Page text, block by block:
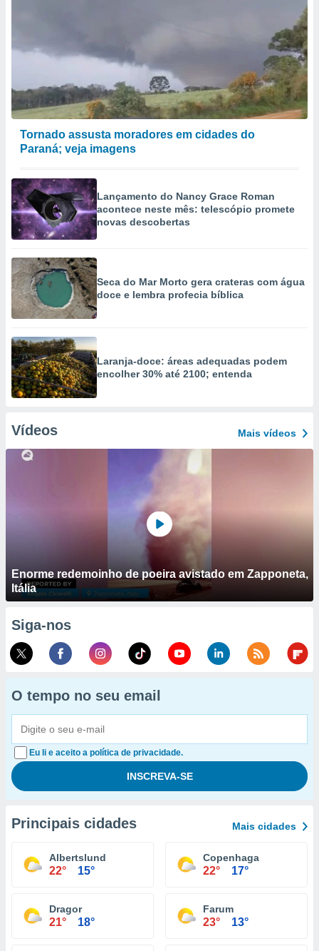
Tornado assusta moradores em cidades do
Paraná; veja imagens
Lançamento do Nancy Grace Roman
acontece neste mês: telescópio promete
novas descobertas
Seca do Mar Morto gera crateras com água
doce e lembra profecia bíblica
Laranja-doce: áreas adequadas podem
encolher 30% até 2100; entenda
Vídeos Mais vídeos
Enorme redemoinho de poeira avistado em Zapponeta,
Itália
Siga-nos
O tempo no seu email
Eu li e aceito a política de privacidade.
Principais cidades Mais cidades
Albertslund
22° 15°
Copenhaga
22° 17°
Dragor
21° 18°
Farum
23° 13°